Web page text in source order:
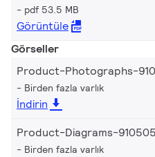
pdf 53.5 MB
Görüntüle
Görseller
Product-Photographs-
Birden fazla varlık
İndirin
Product-Diagrams-
Birden fazla varlık